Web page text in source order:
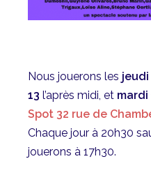
Nous jouerons les jeudi
13 l’après midi, et mardi
Spot 32 rue de
Chaque jour à 20h30
jouerons à 17h30.